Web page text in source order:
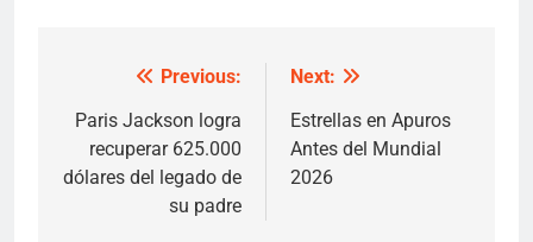
navigation
Previous:
Paris Jackson logra
recuperar 625.000
dólares del legado de
su padre
Next:
Estrellas en Apuros
Antes del Mundial
2026